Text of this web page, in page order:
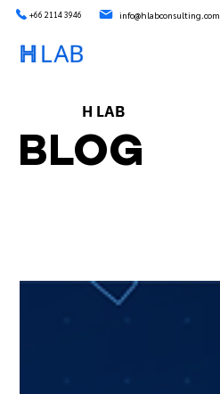
+66 2114 3946 info@hlabconsulting.com
H LAB
BLOG